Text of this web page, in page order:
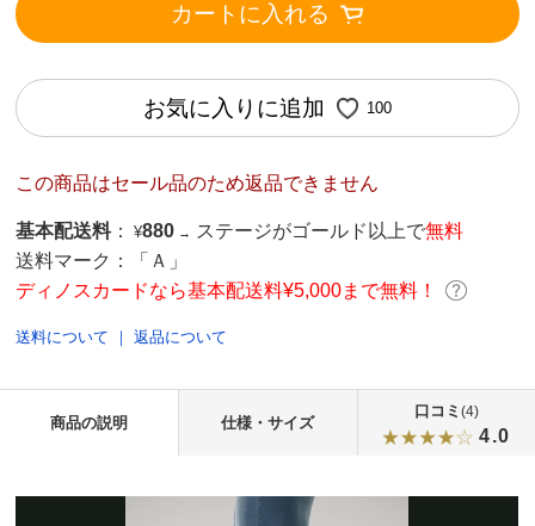
カートに入れる
お気に入りに追加 100
この商品はセール品のため返品できません
基本配送料 ： ¥880 → ステージがゴールド以上で無料
送料マーク：
「Ａ」
ディノスカードなら基本配送料¥5,000まで無料！
送料について ｜返品について
商品の説明 仕様・サイズ
口コミ (4)
4.0